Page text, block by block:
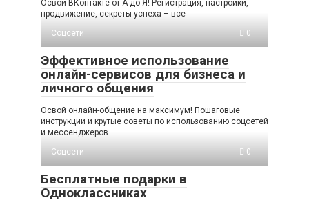
Освой ВКонтакте от А до Я! Регистрация, настройки,
продвижение, секреты успеха – все
Соцсети
0
Эффективное использование
онлайн-сервисов для бизнеса и
личного общения
Освой онлайн-общение на максимум! Пошаговые
инструкции и крутые советы по использованию соцсетей
и мессенджеров
Соцсети
0
Бесплатные подарки в
Одноклассниках